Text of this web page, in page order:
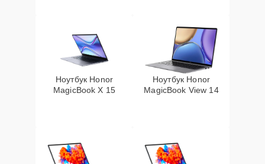
Ноутбук Honor
MagicBook X 15
Ноутбук Honor
MagicBook View 14